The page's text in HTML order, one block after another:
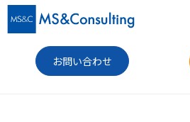
お問い合わせ